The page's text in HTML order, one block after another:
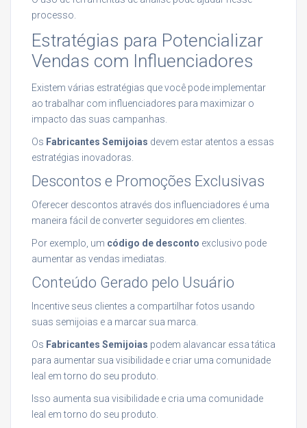
processo.
Estratégias para Potencializar
Vendas com Influenciadores
Existem várias estratégias que você pode implementar
ao trabalhar com influenciadores para maximizar o
impacto das suas campanhas.
Os Fabricantes Semijoias devem estar atentos a essas
estratégias inovadoras.
Descontos e Promoções Exclusivas
Oferecer descontos através dos influenciadores é uma
maneira fácil de converter seguidores em clientes.
Por exemplo, um código de desconto exclusivo pode
aumentar as vendas imediatas.
Conteúdo Gerado pelo Usuário
Incentive seus clientes a compartilhar fotos usando
suas semijoias e a marcar sua marca.
Os Fabricantes Semijoias podem alavancar essa tática
para aumentar sua visibilidade e criar uma comunidade
leal em torno do seu produto.
Isso aumenta sua visibilidade e cria uma comunidade
leal em torno do seu produto.